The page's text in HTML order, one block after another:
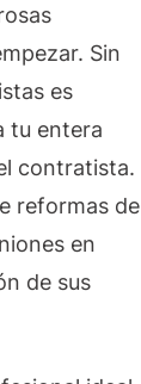
Sin
es
tu entera
contratista.
reformas de
en
de sus